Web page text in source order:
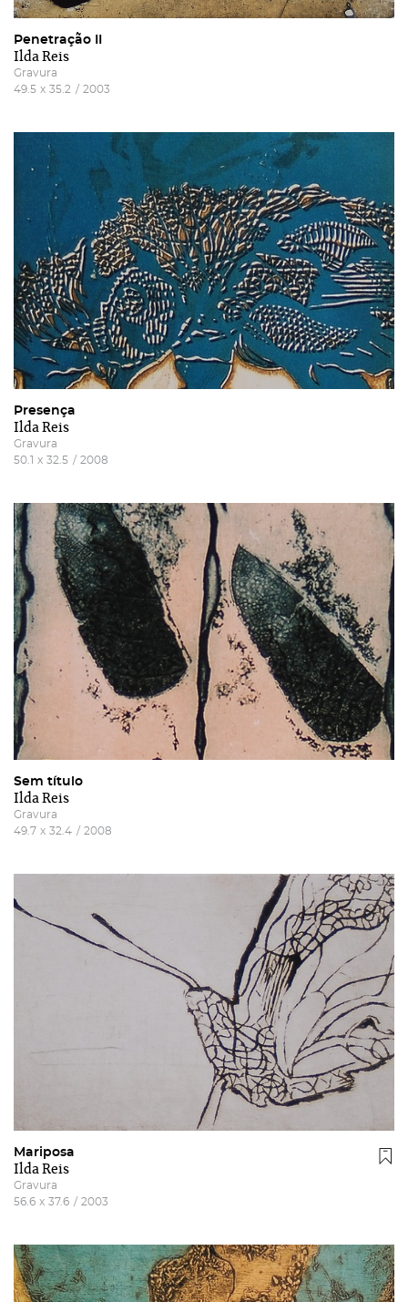
Penetração II
Ilda Reis
Gravura
49.5 x 35.2 / 2003
Presença
Ilda Reis
Gravura
50.1 x 32.5 / 2008
Sem título
Ilda Reis
Gravura
49.7 x 32.4 / 2008
Mariposa
Ilda Reis
Gravura
56.6 x 37.6 / 2003